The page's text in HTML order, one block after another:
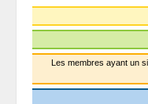
Les membres ayant un